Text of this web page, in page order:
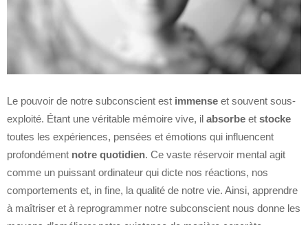
Le pouvoir de notre subconscient est immense et souvent sous-
exploité. Étant une véritable mémoire vive, il absorbe et stocke
toutes les expériences, pensées et émotions qui influencent
profondément notre quotidien. Ce vaste réservoir mental agit
comme un puissant ordinateur qui dicte nos réactions, nos
comportements et, in fine, la qualité de notre vie. Ainsi, apprendre
à maîtriser et à reprogrammer notre subconscient nous donne les